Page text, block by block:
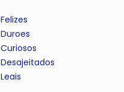
Felizes
Duroes
Curiosos
Desajeitados
Leais